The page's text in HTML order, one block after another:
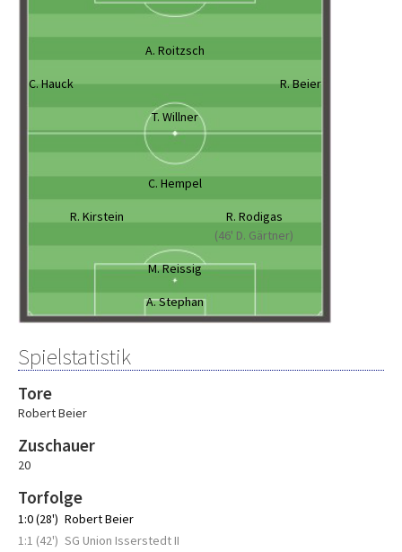
A. Roitzsch
C. Hauck R. Beier
T. Willner
C. Hempel
R. Kirstein
R. Rodigas
(46' D. Gärtner)
M. Reissig
A. Stephan
Spielstatistik
Tore
Robert Beier
Zuschauer
20
Torfolge
1:0 (28') Robert Beier
1:1 (42') SG Union Isserstedt II